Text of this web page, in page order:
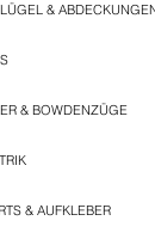
& ABDECKUNGEN
& BOWDENZÜGE
& AUFKLEBER